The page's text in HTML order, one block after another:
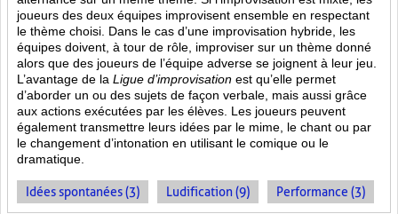
joueurs des deux équipes improvisent ensemble en respectant
le thème choisi. Dans le cas d’une improvisation hybride, les
équipes doivent, à tour de rôle, improviser sur un thème donné
alors que des joueurs de l’équipe adverse se joignent à leur jeu.
L’avantage de la Ligue d’improvisation est qu’elle permet
d’aborder un ou des sujets de façon verbale, mais aussi grâce
aux actions exécutées par les élèves. Les joueurs peuvent
également transmettre leurs idées par le mime, le chant ou par
le changement d’intonation en utilisant le comique ou le
dramatique.
Idées spontanées (3) Ludification (9) Performance (3)